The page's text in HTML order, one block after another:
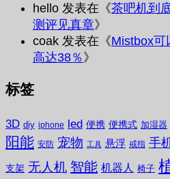
hello 发表在《茶吧机到
测评见真章》
coak 发表在《Mistbox可
高达38％》
标签
3D diy iphone led 便携 便携式 加湿器
阳能 安防 宠物 工具 悬浮 戒指 手
支架 无人机 智能 机器人 椅子